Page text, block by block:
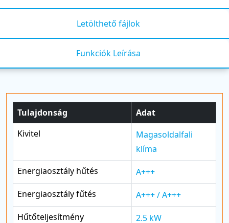
Letölthető fájlok
Funkciók Leírása
Tulajdonság
Adat
Kivitel
Magasoldalfali
klíma
Energiaosztály hűtés
A+++
Energiaosztály fűtés
A+++ / A+++
Hűtőteljesítmény
2.5 kW